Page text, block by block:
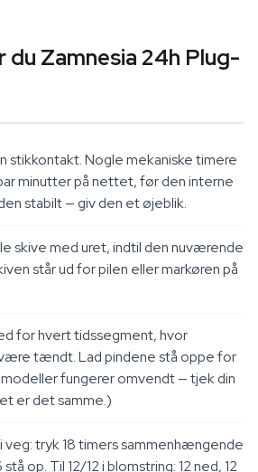
Zamnesia 24h Plug-
stikkontakt. Nogle mekaniske timere
minutter på nettet, før den interne
stabilt — giv den et øjeblik.
skive med uret, indtil den nuværende
står ud for pilen eller markøren på
for hvert tidssegment, hvor
tændt. Lad pindene stå oppefor
fungerer omvendt — tjek din
er det samme.)
veg: tryk 18 timers sammenhængende
op. Til 12/12 i blomstring: 12 ned, 12